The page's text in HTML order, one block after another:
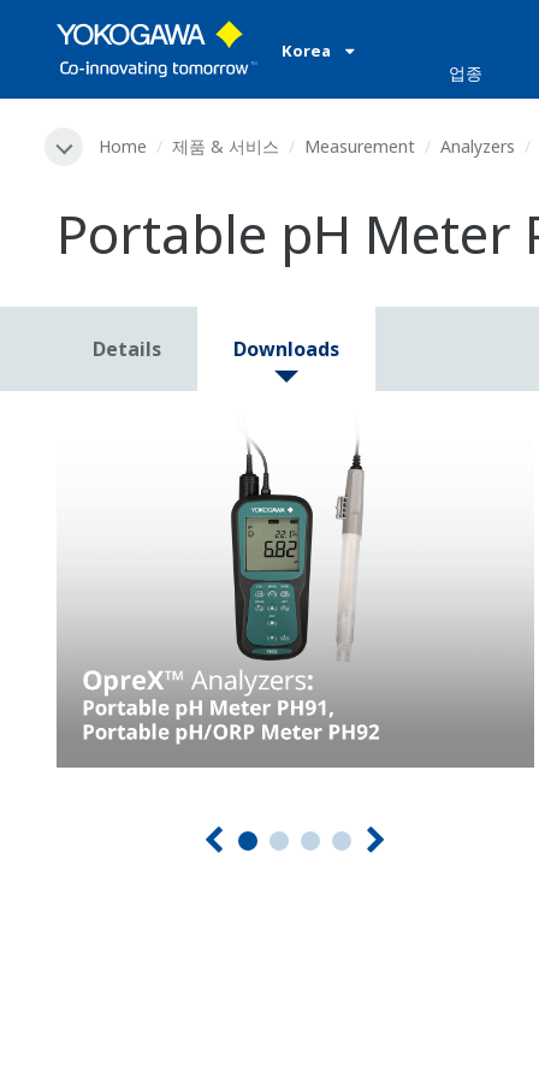
Korea
업종
Home 제품 & 서비스 Measurement Analyzers
Portable pH Meter
Details Downloads